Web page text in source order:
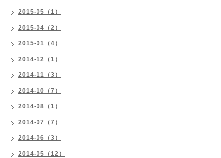
2015-05（1）
2015-04（2）
2015-01（4）
2014-12（1）
2014-11（3）
2014-10（7）
2014-08（1）
2014-07（7）
2014-06（3）
2014-05（12）